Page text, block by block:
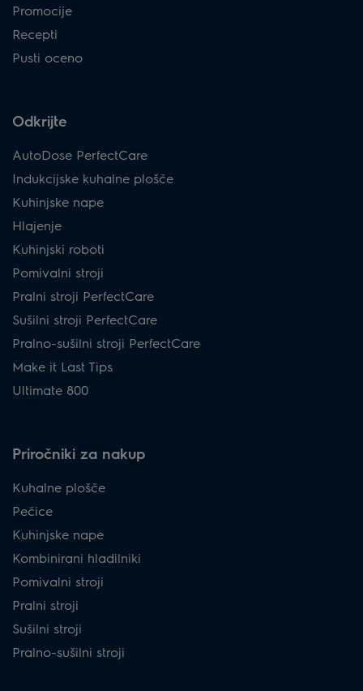
Promocije
Recepti
Pusti oceno
Odkrijte
AutoDose PerfectCare
Indukcijske kuhalne plošče
Kuhinjske nape
Hlajenje
Kuhinjski roboti
Pomivalni stroji
Pralni stroji PerfectCare
Sušilni stroji PerfectCare
Pralno-sušilni stroji PerfectCare
Make it Last Tips
Ultimate 800
Priročniki za nakup
Kuhalne plošče
Pečice
Kuhinjske nape
Kombinirani hladilniki
Pomivalni stroji
Pralni stroji
Sušilni stroji
Pralno-sušilni stroji